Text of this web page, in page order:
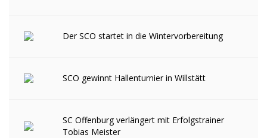
Der SCO startet in die Wintervorbereitung
SCO gewinnt Hallenturnier in Willstätt
SC Offenburg verlängert mit Erfolgstrainer
Tobias Meister